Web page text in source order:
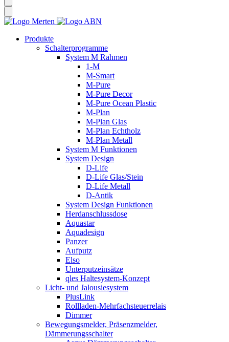
Produkte
Schalterprogramme
System M Rahmen
1-M
M-Smart
M-Pure
M-Pure Decor
M-Pure Ocean Plastic
M-Plan
M-Plan Glas
M-Plan Echtholz
M-Plan Metall
System M Funktionen
System Design
D-Life
D-Life Glas/Stein
D-Life Metall
D-Antik
System Design Funktionen
Herdanschlussdose
Aquastar
Aquadesign
Panzer
Aufputz
Elso
Unterputzeinsätze
qles Haltesystem-Konzept
Licht- und Jalousiesystem
PlusLink
Rollladen-Mehrfachsteuerrelais
Dimmer
Bewegungsmelder, Präsenzmelder,
Dämmerungsschalter